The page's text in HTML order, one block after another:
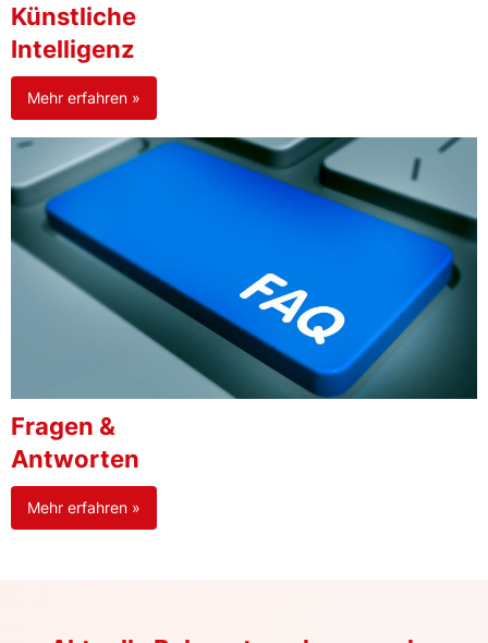
Künstliche
Intelligenz
Mehr erfahren »
Fragen &
Antworten
Mehr erfahren »